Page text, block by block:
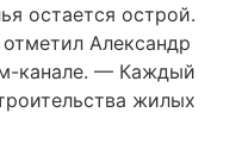
остается острой.
Александр
канале. — Каждый
жилых